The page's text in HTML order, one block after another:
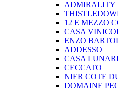
ADMIRALITY
12 E MEZZO
CASA
ENZO
ADDESSO
CASA
CECCATO
NIER COTE
DOMAINE